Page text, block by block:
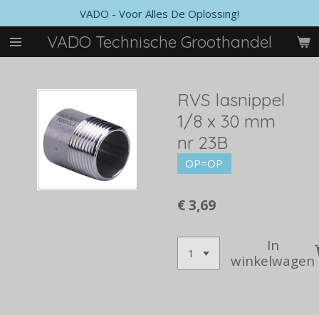
direct
naar
de
VADO Technische Groothandel
VADO - Voor Alles De Oplossing!
RVS lasnippel
1/8 x 30 mm
nr 23B
OP=OP
€ 3,69
In
winkelwagen